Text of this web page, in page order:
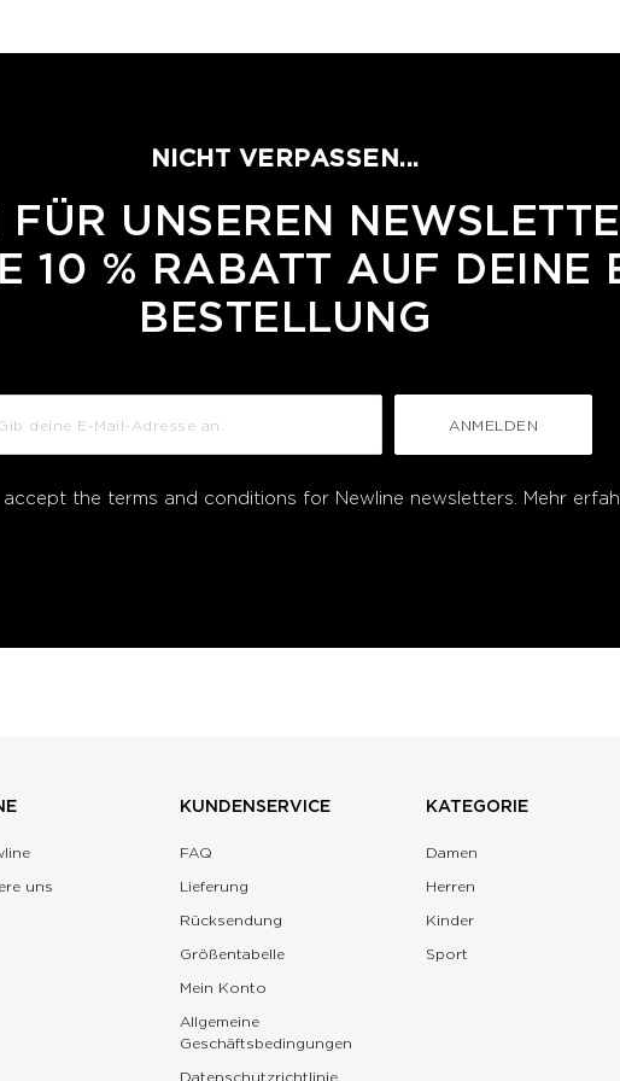
NICHT VERPASSEN...
FÜR UNSEREN
10 % RABATT AUF DEINE
BESTELLUNG
ANMELDEN
accept the terms and conditions for Newline newsletters. Mehr
uns
KUNDENSERVICE
FAQ
Lieferung
Rücksendung
Größentabelle
Mein Konto
Allgemeine
Geschäftsbedingungen
Datenschutzrichtlinie
KATEGORIE
Damen
Herren
Kinder
Sport